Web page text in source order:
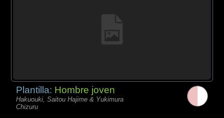
Plantilla: Hombre joven
Hakuouki, Saitou Hajime & Yukimura
Chizuru